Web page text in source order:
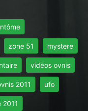
zone 51 mystere
vidéos ovnis
2011 ufo